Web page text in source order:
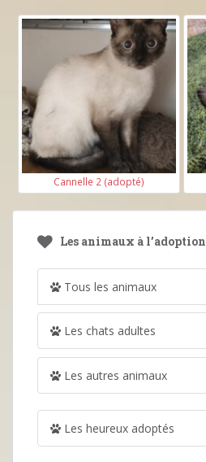
Cannelle 2 (adopté)
Les animaux à l’adoption
Tous les animaux
Les chats adultes
Les autres animaux
Les heureux adoptés